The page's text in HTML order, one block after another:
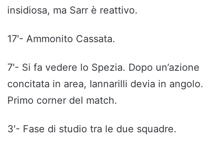
insidiosa, ma Sarr è reattivo.
17′- Ammonito Cassata.
7′- Si fa vedere lo Spezia. Dopo un’azione
concitata in area, Iannarilli devia in angolo.
Primo corner del match.
3′- Fase di studio tra le due squadre.